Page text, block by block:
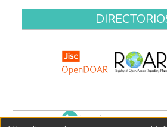
(511) 204-9900